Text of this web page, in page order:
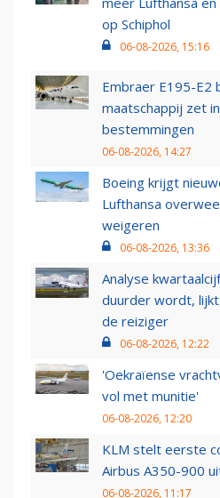
op Schiphol
06-08-2026, 15:16
Embraer E195-E2
maatschappij zet
bestemmingen
06-08-2026, 14:27
Boeing krijgt
Lufthansa
weigeren
06-08-2026, 13:36
Analyse
duurder wordt,
de reiziger
06-08-2026, 12:22
'Oekraïense
vol met munitie'
06-08-2026, 12:20
KLM stelt eerste
Airbus A350-900
06-08-2026, 11:17